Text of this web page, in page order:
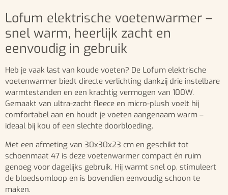
Lofum elektrische voetenwarmer –
snel warm, heerlijk zacht en
eenvoudig in gebruik
Heb je vaak last van koude voeten? De Lofum elektrische
voetenwarmer biedt directe verlichting dankzij drie instelbare
warmtestanden en een krachtig vermogen van 100W.
Gemaakt van ultra-zacht fleece en micro-plush voelt hij
comfortabel aan en houdt je voeten aangenaam warm –
ideaal bij kou of een slechte doorbloeding.
Met een afmeting van 30x30x23 cm en geschikt tot
schoenmaat 47 is deze voetenwarmer compact én ruim
genoeg voor dagelijks gebruik. Hij warmt snel op, stimuleert
de bloedsomloop en is bovendien eenvoudig schoon te
maken.